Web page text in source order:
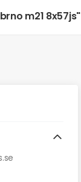
m21 8x57js"